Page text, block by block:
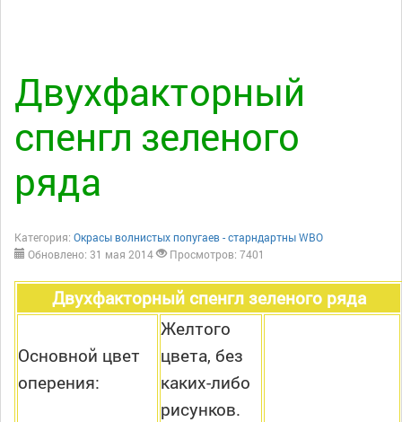
Двухфакторный
спенгл зеленого
ряда
Категория: Окрасы волнистых попугаев - старндартны WBO
Обновлено: 31 мая 2014
Просмотров: 7401
Двухфакторный спенгл зеленого ряда
Основной цвет
оперения:
Желтого
цвета, без
каких-либо
рисунков.